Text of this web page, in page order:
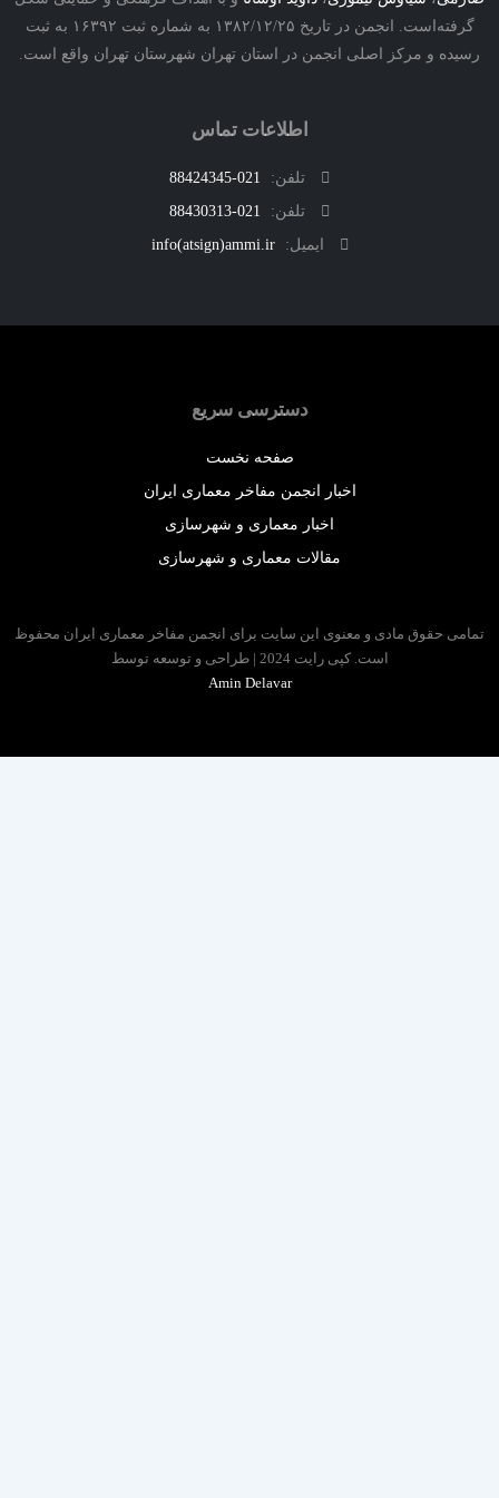
گرفته‌است. انجمن در تاریخ ۱۳۸۲/۱۲/۲۵ به شماره ثبت ۱۶۳۹۲ به ثبت
و مرکز اصلی انجمن در استان تهران شهرستان تهران واقع است.
اطلاعات تماس
تلفن:
021-88424345
تلفن:
021-88430313
ایمیل:
info(atsign)ammi.ir
دسترسی سریع
صفحه نخست
اخبار انجمن مفاخر معماری ایران
اخبار معماری و شهرسازی
مقالات معماری و شهرسازی
حقوق مادی و معنوی این سایت برای انجمن مفاخر معماری ایران محفوظ
است. کپی رایت 2024 | طراحی و توسعه توسط
Amin Delavar